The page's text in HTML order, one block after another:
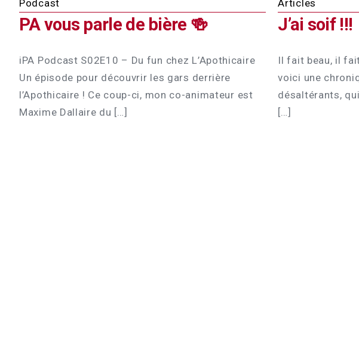
Podcast
PA vous parle de bière 🍻
iPA Podcast S02E10 – Du fun chez L’Apothicaire
Un épisode pour découvrir les gars derrière
l’Apothicaire ! Ce coup-ci, mon co-animateur est
Maxime Dallaire du […]
Articles
J’ai soif !!!
Il fait beau, il
voici une
désaltérants,
[…]